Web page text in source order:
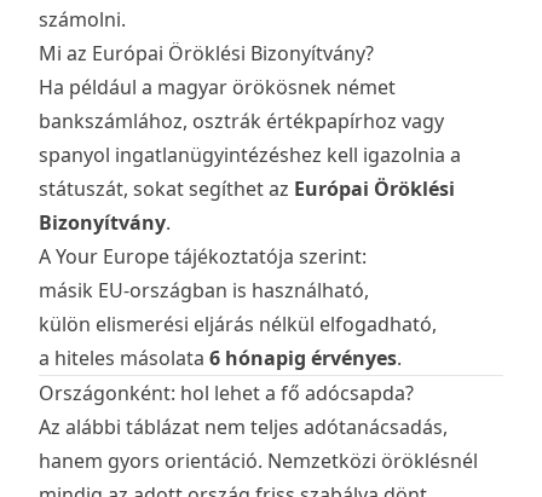
számolni.
Mi az Európai Öröklési Bizonyítvány?
Ha például a magyar örökösnek német
bankszámlához, osztrák értékpapírhoz vagy
spanyol ingatlanügyintézéshez kell igazolnia a
státuszát, sokat segíthet az Európai Öröklési
Bizonyítvány.
A Your Europe tájékoztatója szerint:
másik EU-országban is használható,
külön elismerési eljárás nélkül elfogadható,
a hiteles másolata 6 hónapig érvényes.
Országonként: hol lehet a fő adócsapda?
Az alábbi táblázat nem teljes adótanácsadás,
hanem gyors orientáció. Nemzetközi öröklésnél